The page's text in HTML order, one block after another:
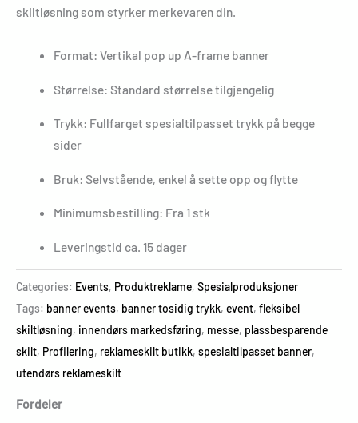
skiltløsning som styrker merkevaren din.
Format: Vertikal pop up A-frame banner
Størrelse: Standard størrelse tilgjengelig
Trykk: Fullfarget spesialtilpasset trykk på begge
sider
Bruk: Selvstående, enkel å sette opp og flytte
Minimumsbestilling: Fra 1 stk
Leveringstid ca. 15 dager
Categories: Events, Produktreklame, Spesialproduksjoner
Tags: banner events, banner tosidig trykk, event, fleksibel
skiltløsning, innendørs markedsføring, messe, plassbesparende
skilt, Profilering, reklameskilt butikk, spesialtilpasset banner,
utendørs reklameskilt
Fordeler